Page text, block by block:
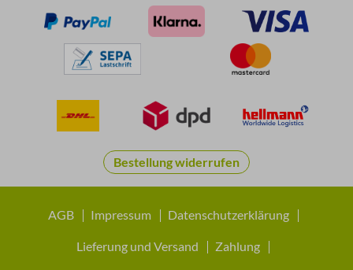
Bestellung widerrufen
AGB Impressum Datenschutzerklärung
Lieferung und Versand Zahlung